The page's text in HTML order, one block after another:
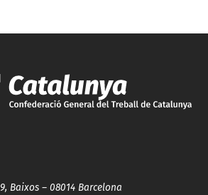
Baixos – 08014 Barcelona